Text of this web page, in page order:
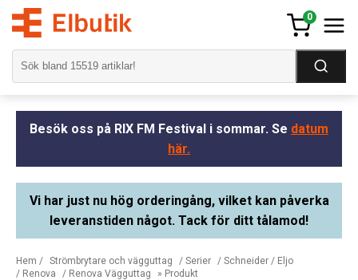
0
Besök oss på RIX FM Festival i sommar. Se datum
här.
Vi har just nu hög orderingång, vilket kan påverka
leveranstiden något. Tack för ditt tålamod!
Hem / Strömbrytare och vägguttag / Serier / Schneider / Eljo
/ Renova / Renova Vägguttag » Produkt